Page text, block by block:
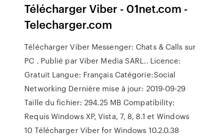
Télécharger Viber - 01net.com -
Telecharger.com
Télécharger Viber Messenger: Chats & Calls sur
PC . Publié par Viber Media SARL.. Licence:
Gratuit Langue: Français Catégorie:Social
Networking Dernière mise à jour: 2019-09-29
Taille du fichier: 294.25 MB Compatibility:
Requis Windows XP, Vista, 7, 8, 8.1 et Windows
10 Télécharger Viber for Windows 10.2.0.38